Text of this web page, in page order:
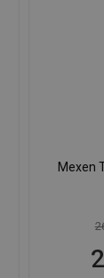
Mexen